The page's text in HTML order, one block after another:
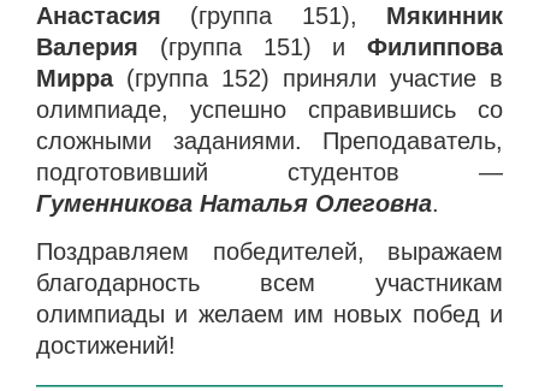
Анастасия (группа 151), Мякинник
Валерия (группа 151) и Филиппова
Мирра(группа 152) приняли участие в
олимпиаде, успешно справившись со
сложными заданиями. Преподаватель,
подготовивший студентов —
Гуменникова Наталья Олеговна.
Поздравляем победителей, выражаем
благодарность всем участникам
олимпиады и желаем им новых побед и
достижений!